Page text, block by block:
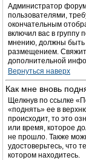
Администратор
пользователями,
окончательным
включил вас в группу
мнению, должны быть
размещением.
дополнительной
Вернуться наверх
Как мне вновь
Щелкнув по ссылке
«поднять» ее в
происходит, то это
или время, которое
не прошло. Также
удостоверьтесь, что
котором находитесь.